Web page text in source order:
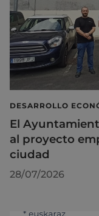
DESARROLLO
El
al proyecto
ciudad
28/07/2026